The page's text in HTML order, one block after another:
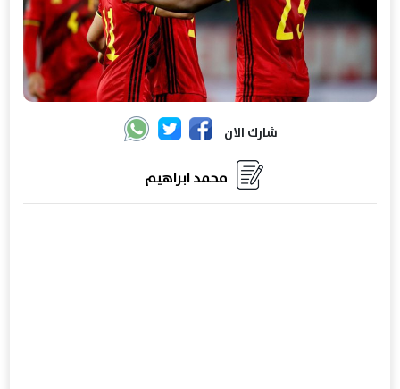
شارك الان
محمد ابراهيم